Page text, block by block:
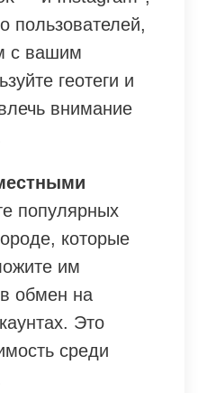
пользователей,
с вашим
геотеги и
внимание
популярных
которые
им
обмен на
Это
среди